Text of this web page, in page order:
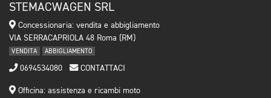
STEMACWAGEN SRL
Concessionaria: vendita e abbigliamento
VIA SERRACAPRIOLA 48 Roma (RM)
VENDITA ABBIGLIAMENTO
0694534080 CONTATTACI
Officina: assistenza e ricambi moto